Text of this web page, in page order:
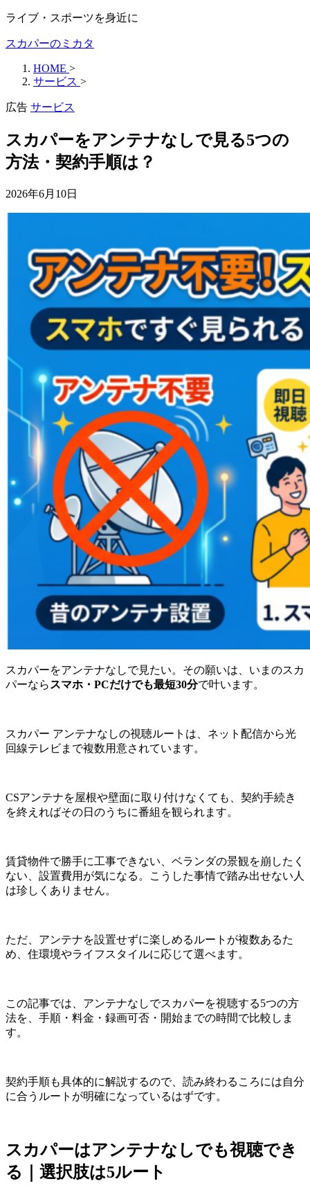
ライブ・スポーツを身近に
スカパーのミカタ
HOME >
サービス >
広告 サービス
スカパーをアンテナなしで見る5つの
方法・契約手順は？
2026年6月10日
スカパーをアンテナなしで見たい。その願いは、いまのスカ
パーなら スマホ・PCだけでも最短30分で叶います。
スカパー アンテナなしの視聴ルートは、ネット配信から光
回線テレビまで複数用意されています。
CSアンテナを屋根や壁面に取り付けなくても、契約手続き
を終えればその日のうちに番組を観られます。
賃貸物件で勝手に工事できない、ベランダの景観を崩したく
ない、設置費用が気になる。こうした事情で踏み出せない人
は珍しくありません。
ただ、アンテナを設置せずに楽しめるルートが複数あるた
め、住環境やライフスタイルに応じて選べます。
この記事では、 アンテナなしでスカパーを視聴する5つの方
法を、手順・料金・録画可否・開始までの時間で比較 しま
す。
契約手順も具体的に解説するので、読み終わるころには自分
に合うルートが明確になっているはずです。
スカパーはアンテナなしでも視聴でき
る｜選択肢は5ルート